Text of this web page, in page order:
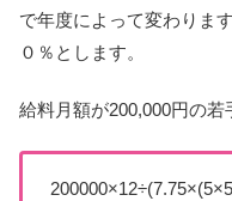
で年度によって変わりま
０％とします。
給料月額が200,000円の若